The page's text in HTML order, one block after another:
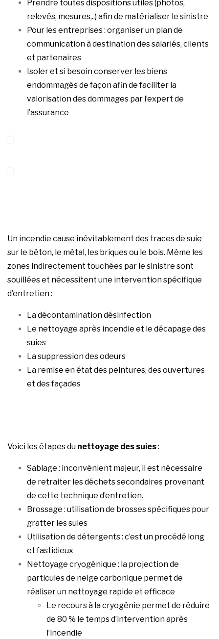
Prendre toutes dispositions utiles (photos,
relevés, mesures,..) afin de matérialiser le sinistre
Pour les entreprises : organiser un plan de
communication à destination des salariés, clients
et partenaires
Isoler et si besoin conserver les biens
endommagés de façon afin de faciliter la
valorisation des dommages par l’expert de
l’assurance
Un incendie cause inévitablement des traces de suie
sur le béton, le métal, les briques ou le bois. Même les
zones indirectement touchées par le sinistre sont
souillées et nécessitent une intervention spécifique
d’entretien :
La décontamination désinfection
Le nettoyage après incendie et le décapage des
suies
La suppression des odeurs
La remise en état des peintures, des ouvertures
et des façades
Voici les étapes du nettoyage des suies:
Sablage : inconvénient majeur, il est nécessaire
de retraiter les déchets secondaires provenant
de cette technique d’entretien.
Brossage : utilisation de brosses spécifiques pour
gratter les suies
Utilisation de détergents : c’est un procédé long
et fastidieux
Nettoyage cryogénique : la projection de
particules de neige carbonique permet de
réaliser un nettoyage rapide et efficace
Le recours à la cryogénie permet de réduire
de 80 % le temps d’intervention après
l’incendie